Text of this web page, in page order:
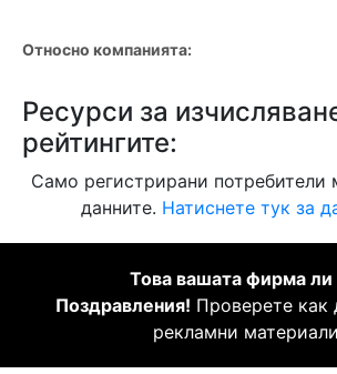
Относно компанията:
Ресурси за
рейтингите:
Само регистрирани потребители
данните. Натиснете тук за
Това вашата фирма ли
Поздравления! Проверете как
рекламни